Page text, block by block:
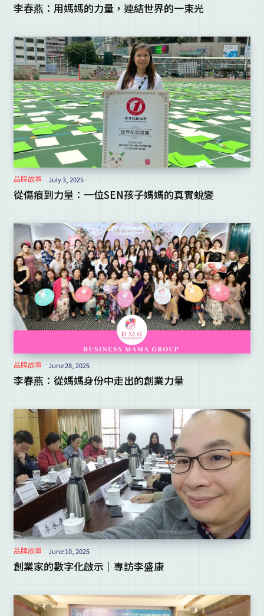
李春燕：用媽媽的力量，連結世界的一束光
品牌故事 July 3, 2025
從傷痕到力量：一位SEN孩子媽媽的真實蛻變
品牌故事 June 28, 2025
李春燕：從媽媽身份中走出的創業力量
品牌故事 June 10, 2025
創業家的數字化啟示｜專訪李盛康